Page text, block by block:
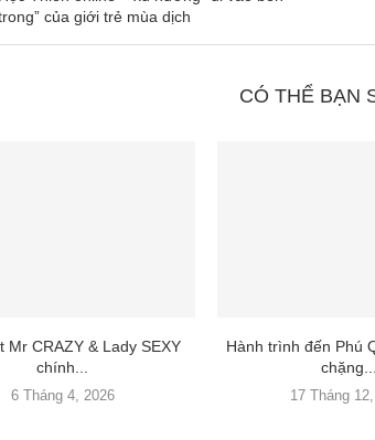
của giới trẻ mùa dịch
CÓ THỂ BẠN
Mr CRAZY & Lady SEXY
chính...
6 Tháng 4, 2026
Hành trình đến Phú
chặng...
17 Tháng